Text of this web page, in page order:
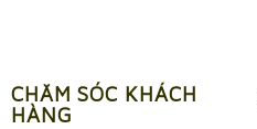
CHĂM SÓC KHÁCH
HÀNG